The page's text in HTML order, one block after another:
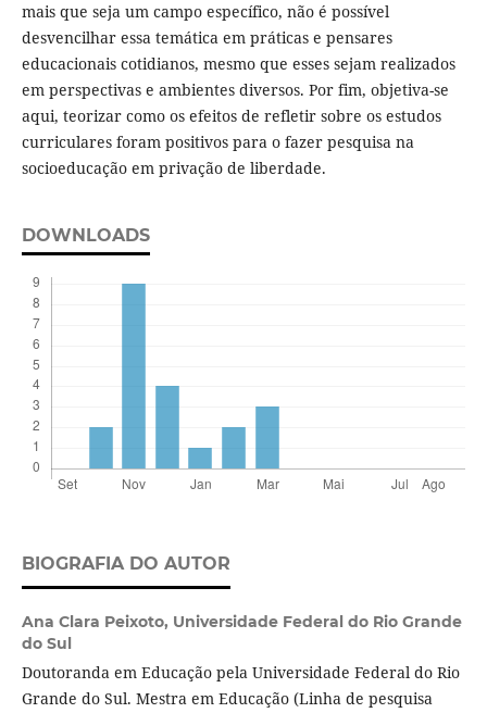
mais que seja um campo específico, não é possível
desvencilhar essa temática em práticas e pensares
educacionais cotidianos, mesmo que esses sejam realizados
em perspectivas e ambientes diversos. Por fim, objetiva-se
aqui, teorizar como os efeitos de refletir sobre os estudos
curriculares foram positivos para o fazer pesquisa na
socioeducação em privação de liberdade.
DOWNLOADS
BIOGRAFIA DO AUTOR
Ana Clara Peixoto, Universidade Federal do Rio Grande
do Sul
Doutoranda em Educação pela Universidade Federal do Rio
Grande do Sul. Mestra em Educação (Linha de pesquisa